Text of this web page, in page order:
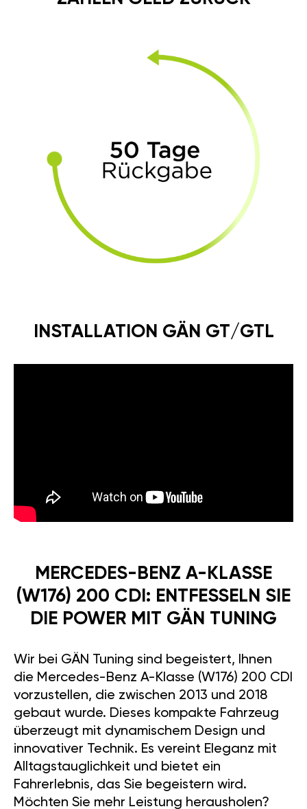
INSTALLATION GÄN GT/GTL
MERCEDES-BENZ A-KLASSE
(W176) 200 CDI: ENTFESSELN SIE
DIE POWER MIT GÄN TUNING
Wir bei GÄN Tuning sind begeistert, Ihnen
die Mercedes-Benz A-Klasse (W176) 200 CDI
vorzustellen, die zwischen 2013 und 2018
gebaut wurde. Dieses kompakte Fahrzeug
überzeugt mit dynamischem Design und
innovativer Technik. Es vereint Eleganz mit
Alltagstauglichkeit und bietet ein
Fahrerlebnis, das Sie begeistern wird.
Möchten Sie mehr Leistung herausholen?